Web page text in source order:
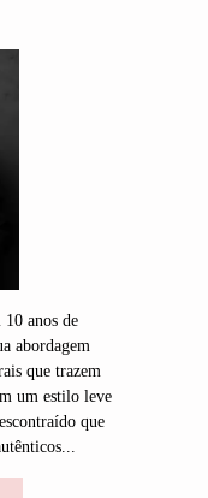
10 anos de
abordagem
que trazem
um estilo leve
que